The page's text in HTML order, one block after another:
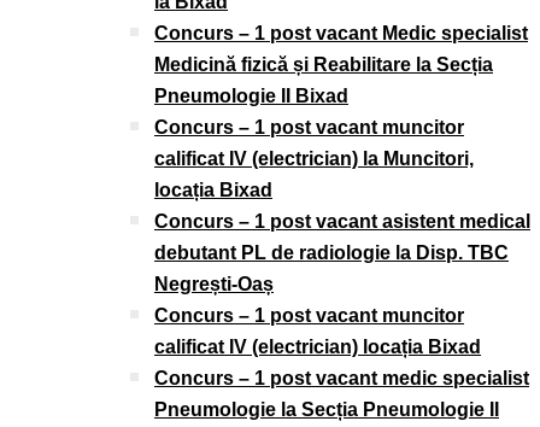
Concurs – 1 post vacant Medic specialist
Medicină fizică și Reabilitare la Secția
Pneumologie II Bixad
Concurs – 1 post vacant muncitor
calificat IV (electrician) la Muncitori,
locația Bixad
Concurs – 1 post vacant asistent medical
debutant PL de radiologie la Disp. TBC
Negrești-Oaș
Concurs – 1 post vacant muncitor
calificat IV (electrician) locația Bixad
Concurs – 1 post vacant medic specialist
Pneumologie la Secția Pneumologie II